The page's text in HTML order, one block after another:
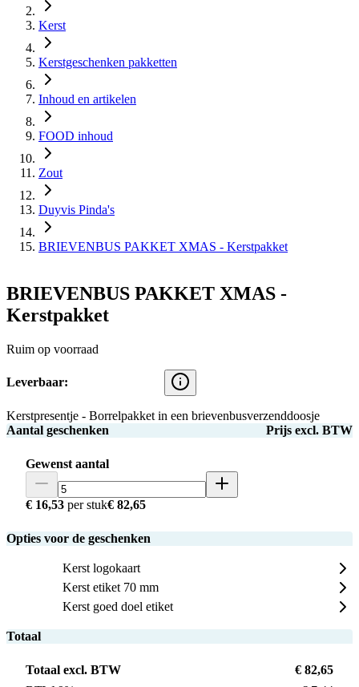
Kerst
Kerstgeschenken pakketten
Inhoud en artikelen
FOOD inhoud
Zout
Duyvis Pinda's
BRIEVENBUS PAKKET XMAS - Kerstpakket
BRIEVENBUS PAKKET XMAS -
Kerstpakket
Ruim op voorraad
Leverbaar:
Kerstpresentje - Borrelpakket in een brievenbusverzenddoosje
Aantal geschenken
Prijs excl. BTW
Gewenst aantal
€ 16,53 per stuk€ 82,65
Opties voor de geschenken
Kerst logokaart
Kerst etiket 70 mm
Kerst goed doel etiket
Totaal
Totaal excl. BTW
€ 82,65